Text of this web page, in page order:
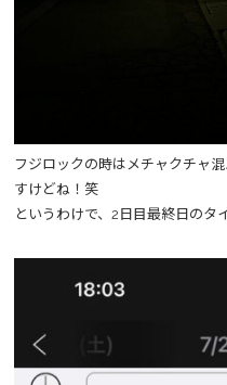
フジロックの時はメチャクチャ
すけどね！笑
というわけで、2日目最終日のタ